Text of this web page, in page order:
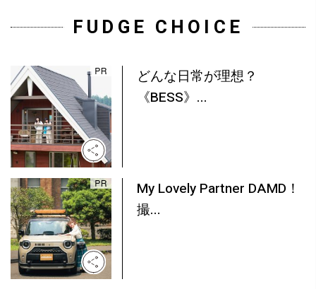
FUDGE CHOICE
どんな日常が理想？
《BESS》...
My Lovely Partner DAMD！
撮...